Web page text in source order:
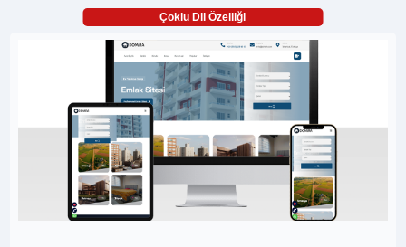
Çoklu Dil Özelliği